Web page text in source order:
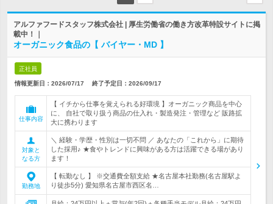
アルファフードスタッフ株式会社 | 厚生労働省の働き方改革特設サイトに掲
載中！｜
オーガニック食品の【 バイヤー・MD 】
正社員
情報更新日：2026/07/17 終了予定日： 2026/09/17
仕事内容
【 イチから仕事を覚えられる好環境 】オーガニック商品を中心
に、 自社で取り扱う商品の仕入れ・製造発注・管理など 販路拡
大に携わります
対象と
なる方
＼ 経験・学歴・性別は一切不問 ／ あなたの「これから」に期待
した採用♪ ★食やトレンドに興味がある方は活躍できる場があり
ます！
勤務地
【 転勤なし 】 ※交通費全額支給 ★名古屋本社勤務(名古屋駅よ
り徒歩5分) 愛知県名古屋市西区名…